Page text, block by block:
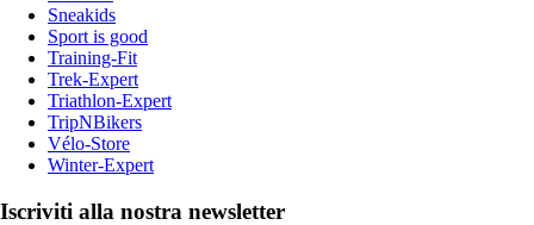
Sneakids
Sport is good
Training-Fit
Trek-Expert
Triathlon-Expert
TripNBikers
Vélo-Store
Winter-Expert
Iscriviti alla nostra newsletter